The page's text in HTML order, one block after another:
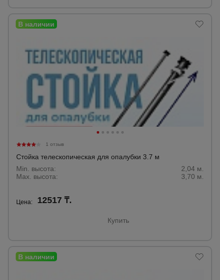
1 отзыв
Стойка телескопическая для опалубки 3.7 м
Min. высота:
2,04 м.
Max. высота:
3,70 м.
Цена: 12517 ₸.
Купить